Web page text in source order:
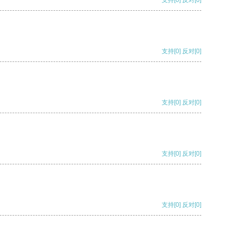
支持[0] 反对[0]
支持[0] 反对[0]
支持[0] 反对[0]
支持[0] 反对[0]